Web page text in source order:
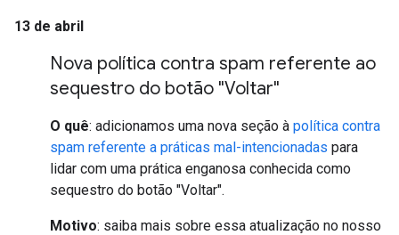
13 de abril
Nova política contra spam referente ao
sequestro do botão "Voltar"
O quê: adicionamos uma nova seção à política contra
spam referente a práticas mal-intencionadas para
lidar com uma prática enganosa conhecida como
sequestro do botão "Voltar".
Motivo: saiba mais sobre essa atualização no nosso